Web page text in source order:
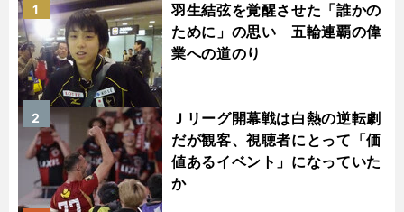
羽生結弦を覚醒させた「誰かの
ために」の思い 五輪連覇の偉
業への道のり
1
Ｊリーグ開幕戦は白熱の逆転劇
だが観客、視聴者にとって「価
値あるイベント」になっていた
か
2